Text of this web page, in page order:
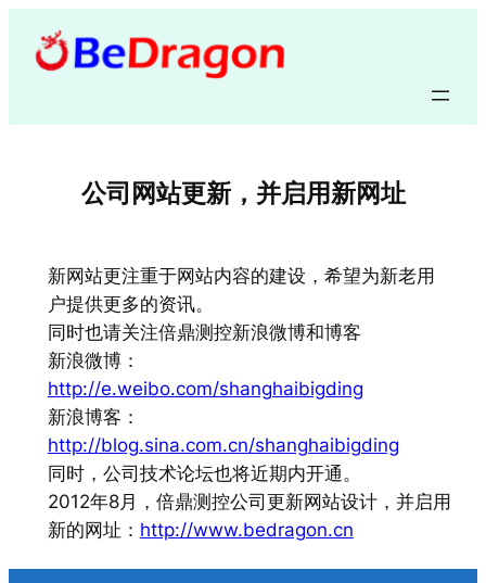
公司网站更新，并启用新网址
新网站更注重于网站内容的建设，希望为新老用
户提供更多的资讯。
同时也请关注倍鼎测控新浪微博和博客
新浪微博：
http://e.weibo.com/shanghaibigding
新浪博客：
http://blog.sina.com.cn/shanghaibigding
同时，公司技术论坛也将近期内开通。
2012年8月，倍鼎测控公司更新网站设计，并启用
新的网址： http://www.bedragon.cn